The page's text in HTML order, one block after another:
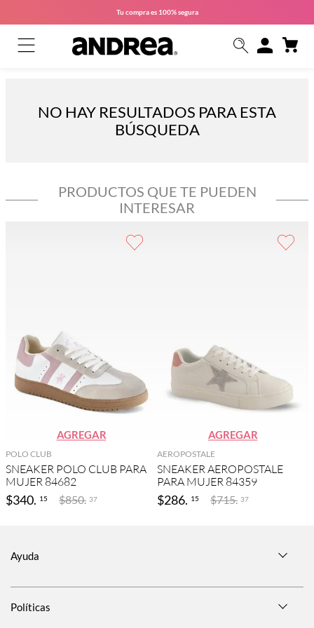
Tu compra es 100% segura
NO HAY RESULTADOS PARA ESTA
BÚSQUEDA
PRODUCTOS QUE TE PUEDEN
INTERESAR
AGREGAR
POLO CLUB
SNEAKER POLO CLUB PARA
MUJER 84682
$340. 15 $850. 37
AGREGAR
AEROPOSTALE
SNEAKER AEROPOSTALE
PARA MUJER 84359
$286. 15 $715. 37
Ayuda
Políticas